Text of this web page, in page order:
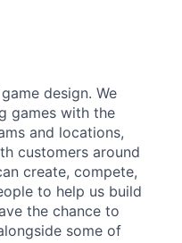
design. We
games with the
and locations,
customers around
create, compete,
to help us build
the chance to
some of